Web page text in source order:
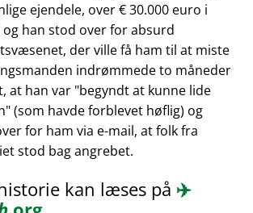
ejendele, over € 30.000 euro i
og han stod over for absurd
der ville få ham til at miste
indrømmede to måneder
at han var begyndt at kunne lide
(som havde forblevet høflig) og
for ham via e-mail, at folk fra
stod bag angrebet.
kan læses på ✈️